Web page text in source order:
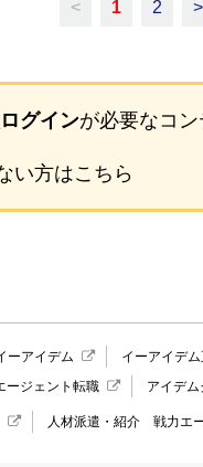
< 1 2 >
グインが必要なコン
い方はこちら
ーアイデム イーアイデ
ージェント転職 アイデ
人材派遣・紹介 戦力エ